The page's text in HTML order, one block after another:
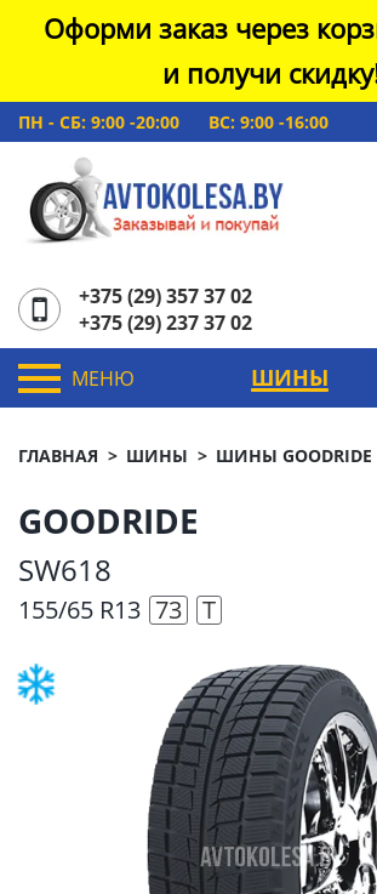
Оформи заказ через
и получи
ПН - СБ: 9:00 -20:00 ВС: 9:00 -16:00
+375 (29) 357 37 02
+375 (29) 237 37 02
МЕНЮ ШИНЫ
ГЛАВНАЯ ШИНЫ ШИНЫ GOODRIDE
GOODRIDE
SW618
155/65 R13 73 T